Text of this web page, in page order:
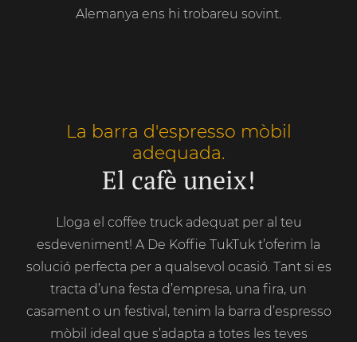
Alemanya ens hi trobareu sovint.
La barra d'espresso mòbil
adequada.
El cafè uneix!
Lloga el coffee truck adequat per al teu
esdeveniment! A De Koffie TukTuk t’oferim la
solució perfecta per a qualsevol ocasió. Tant si es
tracta d’una festa d’empresa, una fira, un
casament o un festival, tenim la barra d’espresso
mòbil ideal que s’adapta a totes les teves